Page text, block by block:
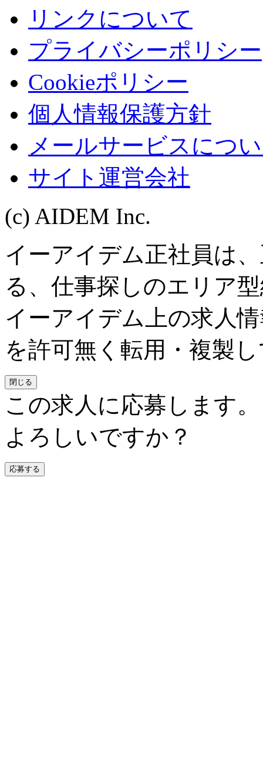
リンクについて
プライバシーポリシー
Cookieポリシー
個人情報保護方針
メールサービスにつ
サイト運営会社
(c) AIDEM Inc.
イーアイデム正社員は
る、仕事探しのエリア
イーアイデム上の求人
を許可無く転用・複製
閉じる
この求人に応募します。
よろしいですか？
応募する